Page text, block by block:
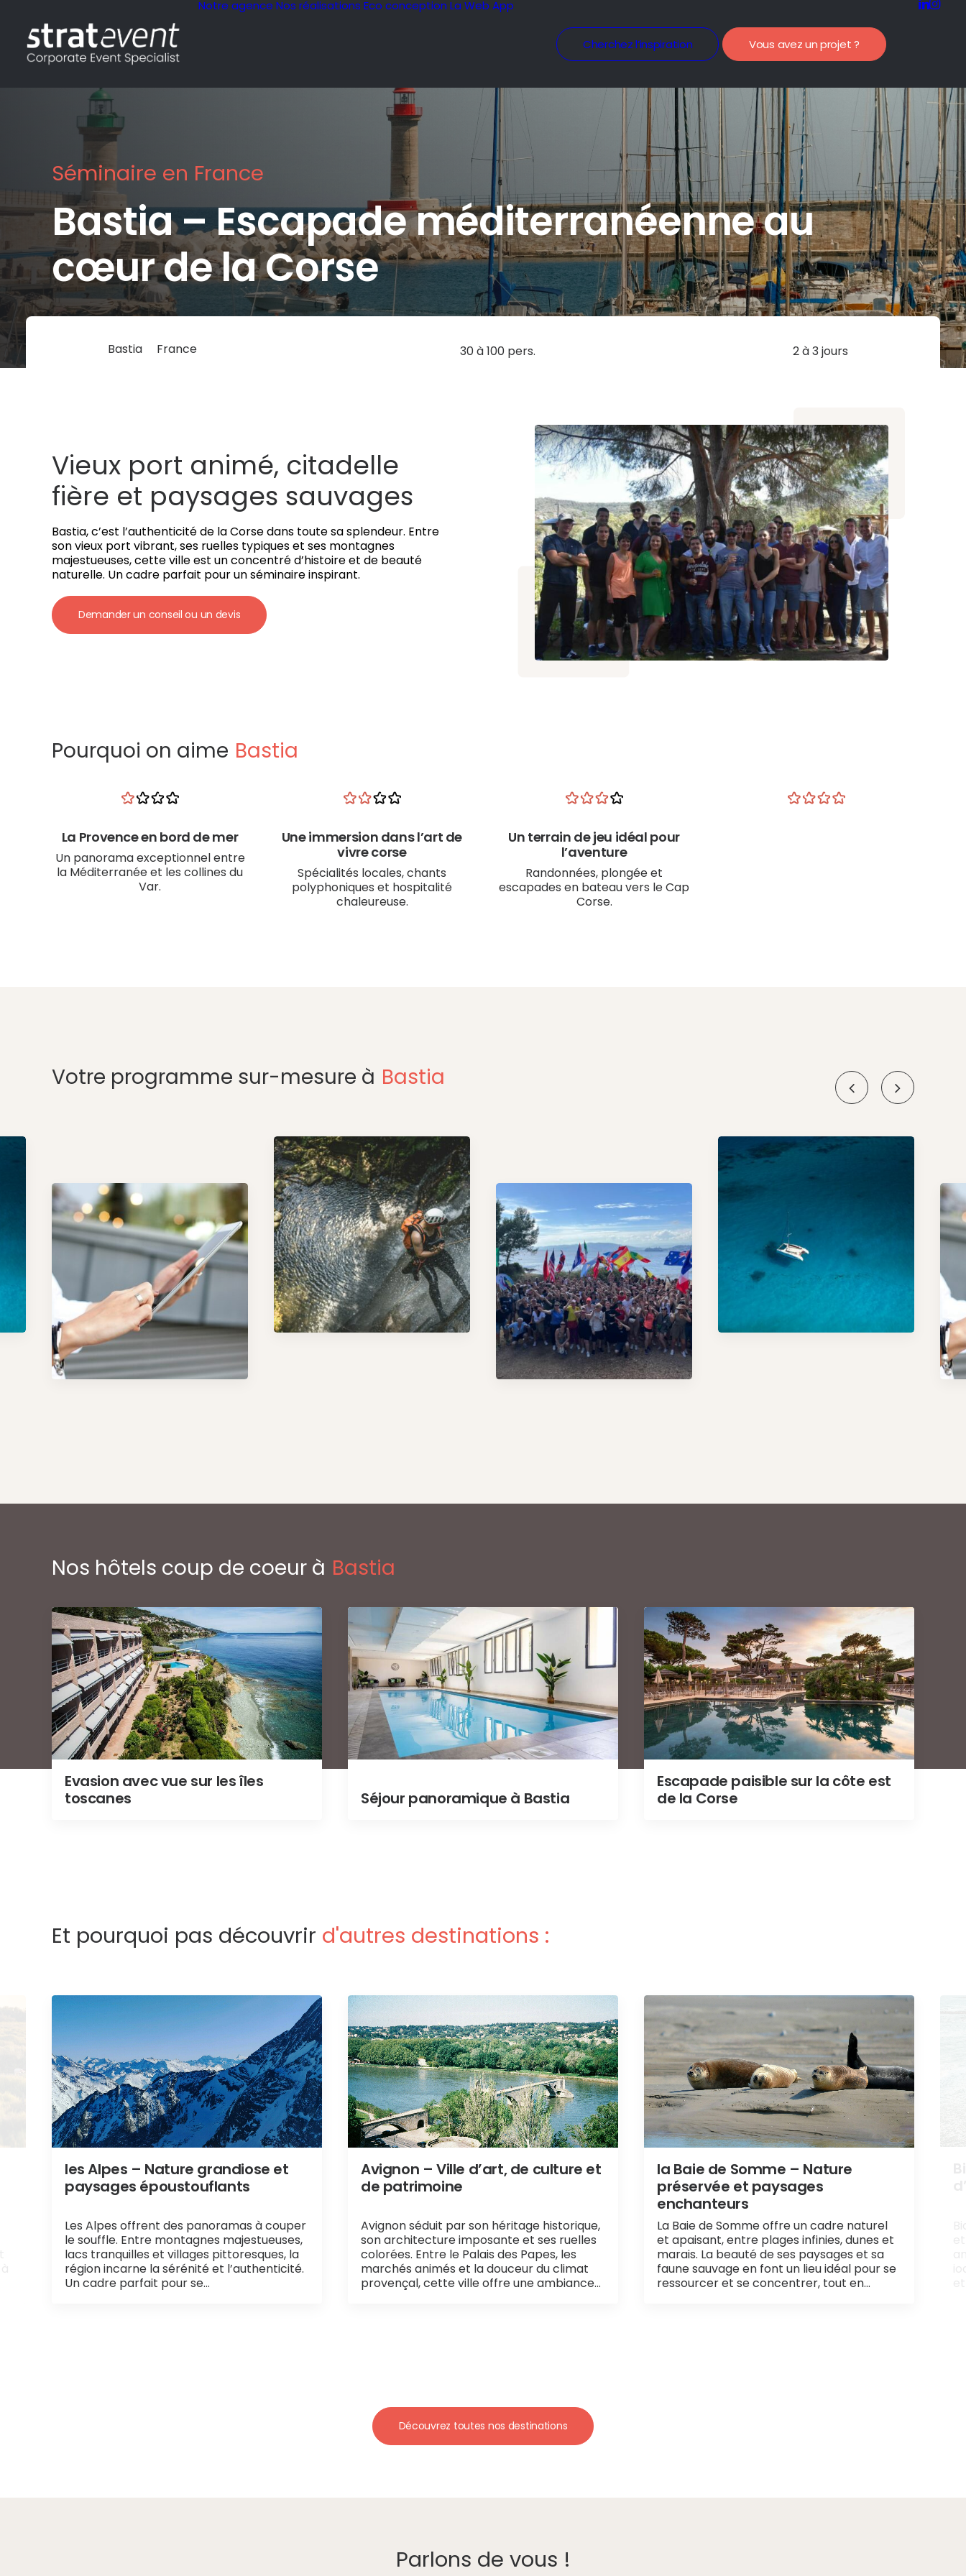
Notre agence Nos réalisations Eco conception La Web App
Cherchez l’inspiration Vous avez un projet ?
Séminaire en France
Bastia – Escapade méditerranéenne au
cœur de la Corse
Bastia France 30 à 100 pers. 2 à 3 jours
Vieux port animé, citadelle
fière et paysages sauvages
Bastia, c’est l’authenticité de la Corse dans toute sa splendeur. Entre
son vieux port vibrant, ses ruelles typiques et ses montagnes
majestueuses, cette ville est un concentré d’histoire et de beauté
naturelle. Un cadre parfait pour un séminaire inspirant.
Demander un conseil ou un devis
Pourquoi on aime Bastia
La Provence en bord de mer
Un panorama exceptionnel entre
la Méditerranée et les collines du
Var.
Une immersion dans l’art de
vivre corse
Spécialités locales, chants
polyphoniques et hospitalité
chaleureuse.
Un terrain de jeu idéal pour
l’aventure
Randonnées, plongée et
escapades en bateau vers le Cap
Corse.
Votre programme sur-mesure à Bastia
Nos hôtels coup de coeur à Bastia
Evasion avec vue sur les îles
toscanes
Séjour panoramique à Bastia
Escapade paisible sur la côte est
de la Corse
Et pourquoi pas découvrir d'autres destinations :
les Alpes – Nature grandiose et
paysages époustouflants
Les Alpes offrent des panoramas à couper
le souffle. Entre montagnes majestueuses,
lacs tranquilles et villages pittoresques, la
région incarne la sérénité et l’authenticité.
Un cadre parfait pour se…
Avignon – Ville d’art, de culture et
de patrimoine
Avignon séduit par son héritage historique,
son architecture imposante et ses ruelles
colorées. Entre le Palais des Papes, les
marchés animés et la douceur du climat
provençal, cette ville offre une ambiance…
la Baie de Somme – Nature
préservée et paysages
enchanteurs
La Baie de Somme offre un cadre naturel
et apaisant, entre plages infinies, dunes et
marais. La beauté de ses paysages et sa
faune sauvage en font un lieu idéal pour se
ressourcer et se concentrer, tout en…
Découvrez toutes nos destinations
Parlons de vous !